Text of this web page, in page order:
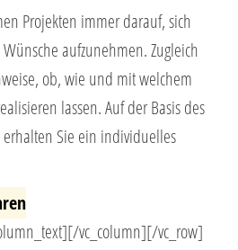
Projekten immer darauf, sich
aufzunehmen. Zugleich
ob, wie und mit welchem
lassen. Auf der Basis des
erhalten Sie ein individuelles
vc_column][/vc_row]